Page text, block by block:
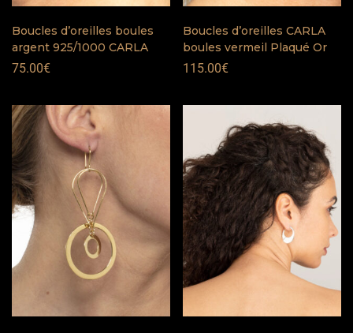
Boucles d’oreilles boules
argent 925/1000 CARLA
75.00€
Boucles d’oreilles CARLA
boules vermeil Plaqué Or
115.00€